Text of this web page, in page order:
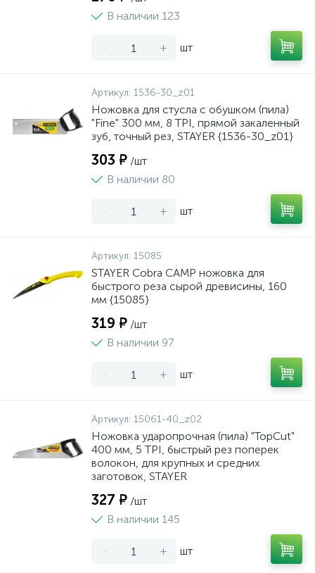
В наличии 123
- + шт
Артикул: 1536-30_z01
Ножовка для стусла c обушком (пила)
"Fine" 300 мм, 8 TPI, прямой закаленный
зуб, точный рез, STAYER {1536-30_z01}
303 ₽ /шт
В наличии 80
- + шт
Артикул: 15085
STAYER Cobra CAMP ножовка для
быстрого реза сырой древисины, 160
мм {15085}
319 ₽ /шт
В наличии 97
- + шт
Артикул: 15061-40_z02
Ножовка ударопрочная (пила) "TopCut"
400 мм, 5 TPI, быстрый рез поперек
волокон, для крупных и средних
заготовок, STAYER
327 ₽ /шт
В наличии 145
- + шт